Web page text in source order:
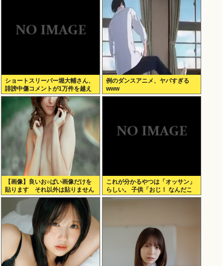
ショートスリーパー堀大輔さん、
誹謗中傷コメントが1万件を越え
て号泣してしまう
例のダンスアニメ、ヤバすぎる
www
【画像】良いお○ぱい画像だけを
貼ります それ以外は貼りません
これが分かるやつは「オッサン」
らしい。 子供「おじ！ なんだこ
れは！」